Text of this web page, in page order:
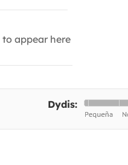
to appear here
Dydis: